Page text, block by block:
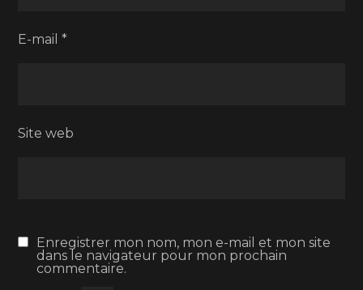
E-mail*
Site web
Enregistrer mon nom, mon e-mail et mon site
dans le navigateur pour mon prochain
commentaire.